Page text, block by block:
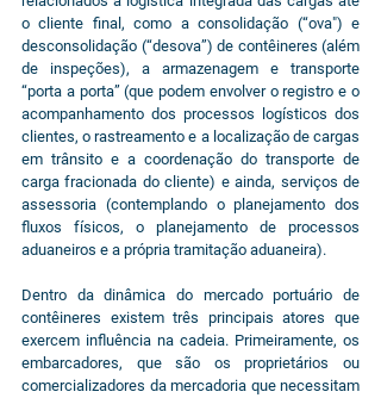
o cliente final, como a consolidação (“ova") e
desconsolidação (“desova”) de contêineres (além
de inspeções), a armazenagem e transporte
“porta a porta” (que podem envolver o registro e o
acompanhamento dos processos logísticos dos
clientes, o rastreamento e a localização de cargas
em trânsito e a coordenação do transporte de
carga fracionada do cliente) e ainda, serviços de
assessoria (contemplando o planejamento dos
fluxos físicos, o planejamento de processos
aduaneiros e a própria tramitação aduaneira).
Dentro da dinâmica do mercado portuário de
contêineres existem três principais atores que
exercem influência na cadeia. Primeiramente, os
embarcadores, que são os proprietários ou
comercializadores da mercadoria que necessitam